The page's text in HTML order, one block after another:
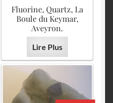
Fluorine, Quartz, La
Boule du Keymar,
Aveyron.
Lire Plus